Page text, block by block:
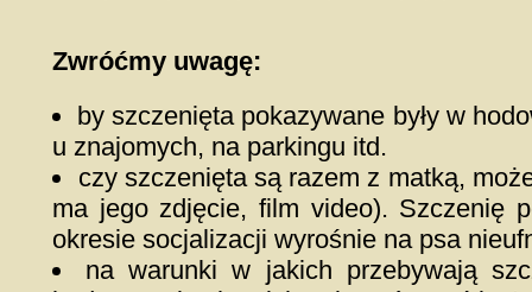
Zwróćmy uwagę:
by szczenięta pokazywane były w
u znajomych, na parkingu itd.
czy szczenięta są razem z matką,
ma jego zdjęcie, film video). Szczenię
okresie socjalizacji wyrośnie na psa
na warunki w jakich przebywają